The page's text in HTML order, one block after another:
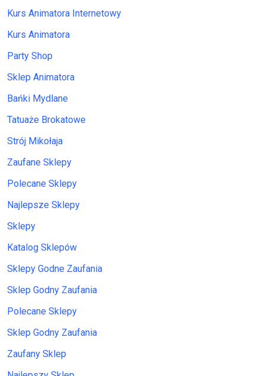
Kurs Animatora Internetowy
Kurs Animatora
Party Shop
Sklep Animatora
Bańki Mydlane
Tatuaże Brokatowe
Strój Mikołaja
Zaufane Sklepy
Polecane Sklepy
Najlepsze Sklepy
Sklepy
Katalog Sklepów
Sklepy Godne Zaufania
Sklep Godny Zaufania
Polecane Sklepy
Sklep Godny Zaufania
Zaufany Sklep